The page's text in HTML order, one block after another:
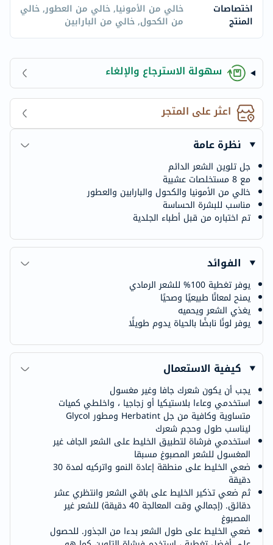
اختصاصات
المنتج
خالي من الأمونيا, خالي من العطور, خالي
من الكحول, خالي من البارابين
سهولة الاسترجاع والإلغاء
اعثر على المتجر
نظرة عامة
جل تلوين الشعر الدائم
مع 8 مستخلصات عشبية
خالي من الأمونيا والكحول والبارابين والعطور
مناسب للبشرة الحساسة
تم اختباره من قبل أطباء الجلدية
الفوائد
يوفر تغطية 100% للشعر الرمادي
يمنح لمعانًا طبيعيًا وصحيًا
يغذي الشعر ويحميه
يوفر لونًا نابضًا بالحياة يدوم طويلًا
كيفية الاستعمال
يجب أن يكون شعرك جافا وغير مغسول
استخدمي وعاءا بلاستيكيا أو زجاجيا ، واخلطي كميات
متساوية وكافية من جل Herbatint ومطور Glycol
ليناسب طول وحجم شعرك
استخدمي فرشاة لتطبيق الخليط على الشعر الجاف غير
المغسول للشعر المصبوغ مسبقا
ضعي الخليط على منطقة إعادة النمو واتركيه لمدة 30
دقيقة
ثم ضعي تذكير الخليط على باقي الشعر وانتظري عشر
دقائق. (إجمالي وقت المعالجة 40 دقيقة) للشعر غير
المصبوغ
ضعي الخليط على طول الشعر بدءا من الجذور. للحصول